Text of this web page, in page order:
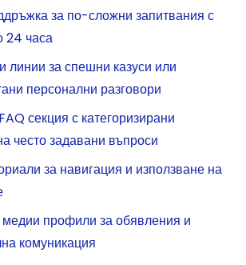
за по-сложни запитвания с
24 часа
линии за спешни казуси или
персонални разговори
секция с категоризирани
често задавани въпроси
за навигация и използване на
профили за обявления и
комуникация